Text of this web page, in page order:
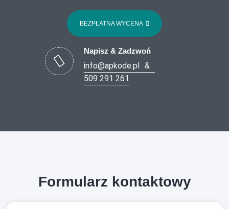
BEZPŁATNA WYCENA
Napisz & Zadzwoń
info@apkode.pl &
509 291 261
Formularz kontaktowy